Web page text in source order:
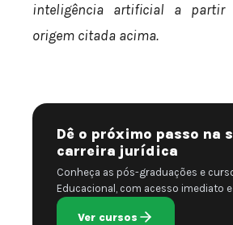
inteligência artificial a partir
origem citada acima.
Dê o próximo passo na
carreira jurídica
Conheça as pós-graduações e
Educacional, com acesso imediato
Ver cursos